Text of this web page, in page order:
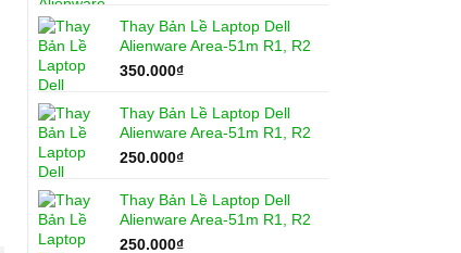
Thay Bản Lề Laptop Dell
Alienware Area-51m R1, R2
350.000₫
Thay Bản Lề Laptop Dell
Alienware Area-51m R1, R2
250.000₫
Thay Bản Lề Laptop Dell
Alienware Area-51m R1, R2
250.000₫